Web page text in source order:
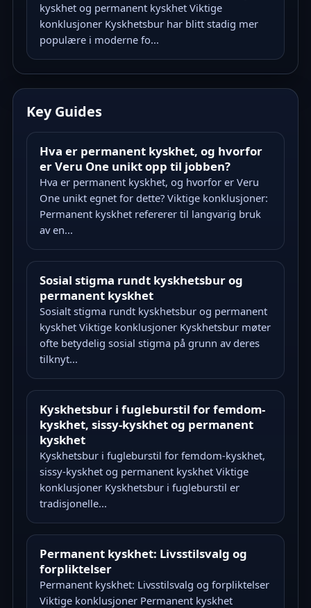
kyskhet og permanent kyskhet Viktige
konklusjoner Kyskhetsbur har blitt stadig mer
populære i moderne fo...
Key Guides
Hva er permanent kyskhet, og hvorfor
er Veru One unikt opp til jobben?
Hva er permanent kyskhet, og hvorfor er Veru
One unikt egnet for dette? Viktige konklusjoner:
Permanent kyskhet refererer til langvarig bruk
av en...
Sosial stigma rundt kyskhetsbur og
permanent kyskhet
Sosialt stigma rundt kyskhetsbur og permanent
kyskhet Viktige konklusjoner Kyskhetsbur møter
ofte betydelig sosial stigma på grunn av deres
tilknyt...
Kyskhetsbur i fugleburstil for femdom-
kyskhet, sissy-kyskhet og permanent
kyskhet
Kyskhetsbur i fugleburstil for femdom-kyskhet,
sissy-kyskhet og permanent kyskhet Viktige
konklusjoner Kyskhetsbur i fugleburstil er
tradisjonelle...
Permanent kyskhet: Livsstilsvalg og
forpliktelser
Permanent kyskhet: Livsstilsvalg og forpliktelser
Viktige konklusjoner Permanent kyskhet